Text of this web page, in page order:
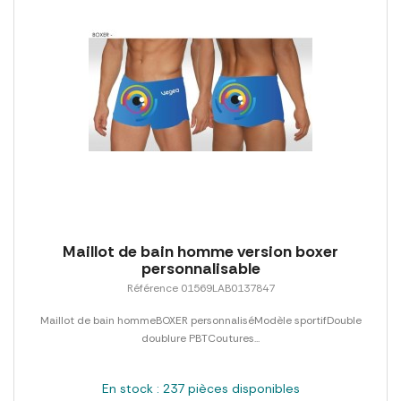
Maillot de bain homme version boxer
personnalisable
Référence 01569LAB0137847
Maillot de bain hommeBOXER personnaliséModèle sportifDouble
doublure PBTCoutures...
En stock : 237 pièces disponibles